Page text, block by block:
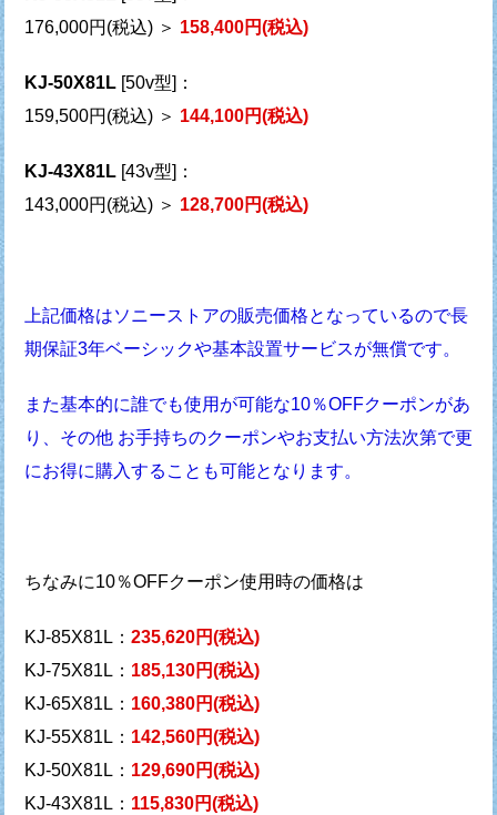
176,000円(税込) ＞ 158,400円(税込)
KJ-50X81L[50v型]：
159,500円(税込) ＞ 144,100円(税込)
KJ-43X81L[43v型]：
143,000円(税込) ＞ 128,700円(税込)
上記価格はソニーストアの販売価格となっているので長
期保証3年ベーシックや基本設置サービスが無償です。
また基本的に誰でも使用が可能な10％OFFクーポンがあ
り、 その他 お手持ちのクーポンやお支払い方法次第で更
にお得に購入することも可能となります。
ちなみに10％OFFクーポン使用時の価格は
KJ-85X81L： 235,620円(税込)
KJ-75X81L： 185,130円(税込)
KJ-65X81L： 160,380円(税込)
KJ-55X81L： 142,560円(税込)
KJ-50X81L： 129,690円(税込)
KJ-43X81L： 115,830円(税込)